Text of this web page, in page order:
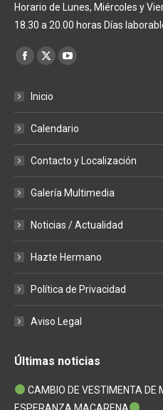
Horario de Lunes, Miércoles y
18.30 a 20.00 horas Días
Encuéntranos en:
Facebook
opens
window
X
opens
window
YouTube
window
Inicio
Calendario
Contacto y Localización
Galería Multimedia
Noticias / Actualidad
Hazte Hermano
Política de Privacidad
Aviso Legal
Últimas noticias
CAMBIO DE VESTIMENTA DE